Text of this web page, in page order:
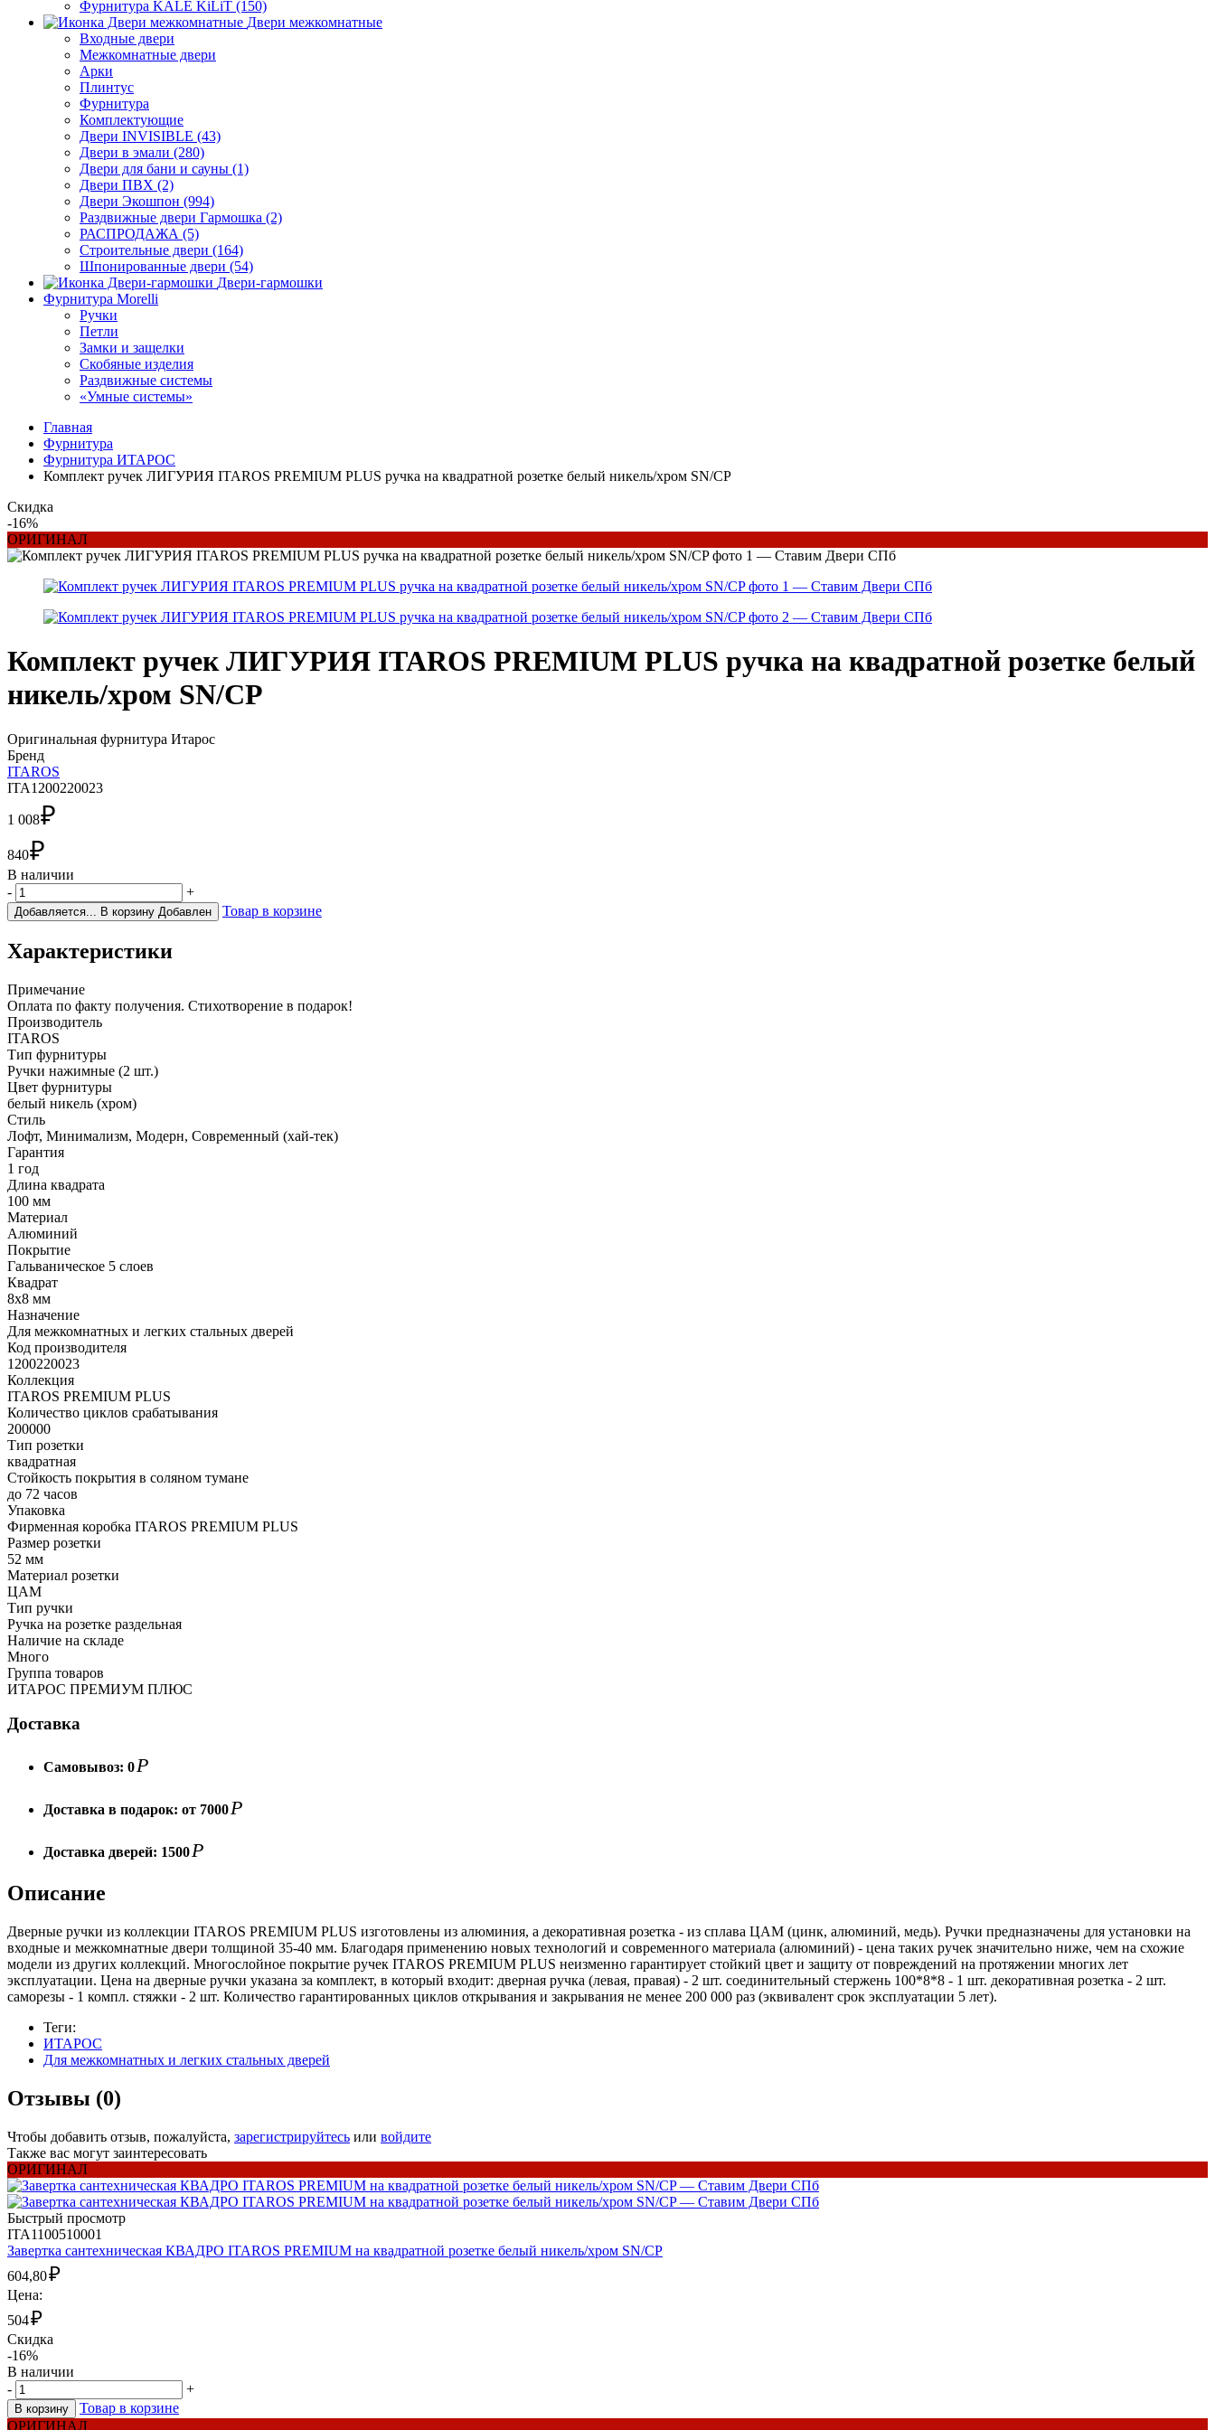
Фурнитура KALE KiLiT (150)
Двери межкомнатные
Входные двери
Межкомнатные двери
Арки
Плинтус
Фурнитура
Комплектующие
Двери INVISIBLE (43)
Двери в эмали (280)
Двери для бани и сауны (1)
Двери ПВХ (2)
Двери Экошпон (994)
Раздвижные двери Гармошка (2)
РАСПРОДАЖА (5)
Строительные двери (164)
Шпонированные двери (54)
Двери-гармошки
Фурнитура Morelli
Ручки
Петли
Замки и защелки
Скобяные изделия
Раздвижные системы
«Умные системы»
Главная
Фурнитура
Фурнитура ИТАРОС
Комплект ручек ЛИГУРИЯ ITAROS PREMIUM PLUS ручка на квадратной розетке белый никель/хром SN/CP
Скидка
-16%
ОРИГИНАЛ
Комплект ручек ЛИГУРИЯ ITAROS PREMIUM PLUS ручка на квадратной розетке белый
никель/хром SN/CP
Оригинальная фурнитура Итарос
Бренд
ITAROS
ITA1200220023
1 008₽
840₽
В наличии
-
+
Добавляется... В корзину Добавлен Товар в корзине
Характеристики
Примечание
Оплата по факту получения. Стихотворение в подарок!
Производитель
ITAROS
Тип фурнитуры
Ручки нажимные (2 шт.)
Цвет фурнитуры
белый никель (хром)
Стиль
Лофт, Минимализм, Модерн, Современный (хай-тек)
Гарантия
1 год
Длина квадрата
100 мм
Материал
Алюминий
Покрытие
Гальваническое 5 слоев
Квадрат
8х8 мм
Назначение
Для межкомнатных и легких стальных дверей
Код производителя
1200220023
Коллекция
ITAROS PREMIUM PLUS
Количество циклов срабатывания
200000
Тип розетки
квадратная
Стойкость покрытия в соляном тумане
до 72 часов
Упаковка
Фирменная коробка ITAROS PREMIUM PLUS
Размер розетки
52 мм
Материал розетки
ЦАМ
Тип ручки
Ручка на розетке раздельная
Наличие на складе
Много
Группа товаров
ИТАРОС ПРЕМИУМ ПЛЮС
Доставка
Самовывоз: 0Р
Доставка в подарок: от 7000Р
Доставка дверей: 1500Р
Описание
Дверные ручки из коллекции ITAROS PREMIUM PLUS изготовлены из алюминия, а декоративная розетка - из сплава ЦАМ (цинк, алюминий, медь). Ручки предназначены для установки на
входные и межкомнатные двери толщиной 35-40 мм. Благодаря применению новых технологий и современного материала (алюминий) - цена таких ручек значительно ниже, чем на схожие
модели из других коллекций. Многослойное покрытие ручек ITAROS PREMIUM PLUS неизменно гарантирует стойкий цвет и защиту от повреждений на протяжении многих лет
эксплуатации. Цена на дверные ручки указана за комплект, в который входит: дверная ручка (левая, правая) - 2 шт. соединительный стержень 100*8*8 - 1 шт. декоративная розетка - 2 шт.
саморезы - 1 компл. стяжки - 2 шт. Количество гарантированных циклов открывания и закрывания не менее 200 000 раз (эквивалент срок эксплуатации 5 лет).
Теги:
ИТАРОС
Для межкомнатных и легких стальных дверей
Отзывы (0)
Чтобы добавить отзыв, пожалуйста, зарегистрируйтесь или войдите
Также вас могут заинтересовать
ОРИГИНАЛ
Быстрый просмотр
ITA1100510001
Завертка сантехническая КВАДРО ITAROS PREMIUM на квадратной розетке белый никель/хром SN/CP
604,80₽
Цена:
504₽
Скидка
-16%
В наличии
-
+
В корзину
Товар в корзине
ОРИГИНАЛ